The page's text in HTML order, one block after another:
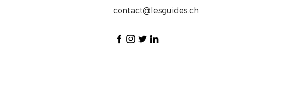
contact@lesguides.ch